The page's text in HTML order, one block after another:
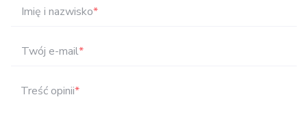
Imię i nazwisko*
Twój e-mail*
Treść opinii*